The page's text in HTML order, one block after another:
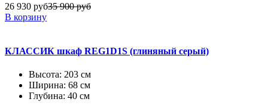
26 930 руб35 900 руб
В корзину
КЛАССИК шкаф REG1D1S (глиняный серый)
Высота: 203 см
Ширина: 68 см
Глубина: 40 см